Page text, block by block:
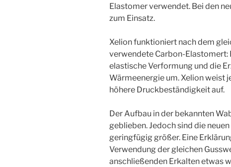
Elastomer verwendet. Bei den
zum Einsatz.
Xelion funktioniert nach dem
verwendete Carbon-Elastomert:
elastische Verformung und die
Wärmeenergie um. Xelion weist
höhere Druckbeständigkeit auf.
Der Aufbau in der bekannten
geblieben. Jedoch sind die
geringfügig größer. Eine
Verwendung der gleichen
anschließenden Erkalten etwas